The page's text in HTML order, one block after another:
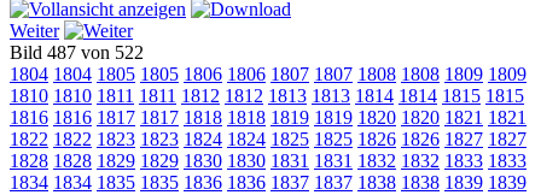
Weiter
Bild 487 von 522
1804 1804 1805 1805 1806 1806 1807 1807 1808 1808 1809 1809
1810 1810 1811 1811 1812 1812 1813 1813 1814 1814 1815 1815
1816 1816 1817 1817 1818 1818 1819 1819 1820 1820 1821 1821
1822 1822 1823 1823 1824 1824 1825 1825 1826 1826 1827 1827
1828 1828 1829 1829 1830 1830 1831 1831 1832 1832 1833 1833
1834 1834 1835 1835 1836 1836 1837 1837 1838 1838 1839 1839